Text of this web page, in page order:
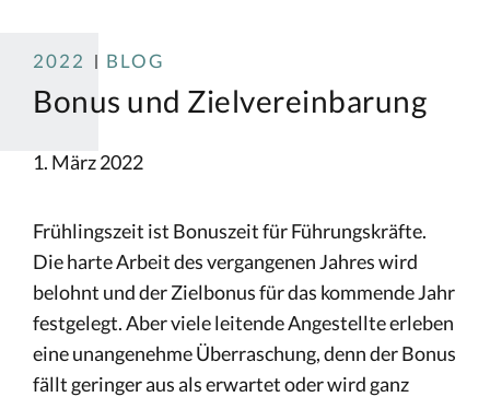
2022 BLOG
Bonus und Zielvereinbarung
1. März 2022
Frühlingszeit ist Bonuszeit für Führungskräfte.
Die harte Arbeit des vergangenen Jahres wird
belohnt und der Zielbonus für das kommende Jahr
festgelegt. Aber viele leitende Angestellte erleben
eine unangenehme Überraschung, denn der Bonus
fällt geringer aus als erwartet oder wird ganz